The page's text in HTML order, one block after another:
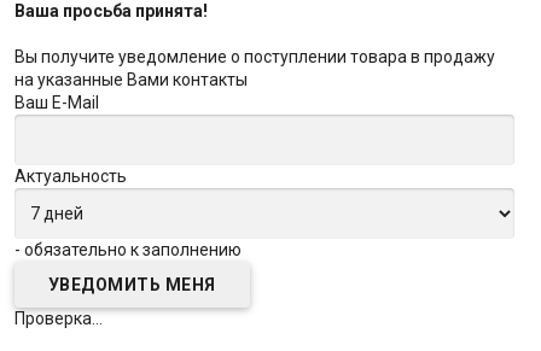
Ваша просьба принята!
Вы получите уведомление о поступлении товара в продажу
на указанные Вами контакты
Ваш E-Mail
Актуальность
- обязательно к заполнению
Проверка...